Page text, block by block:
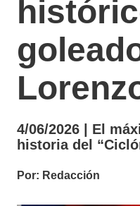
4/06/2026 | El
historia del
Por: Redacción